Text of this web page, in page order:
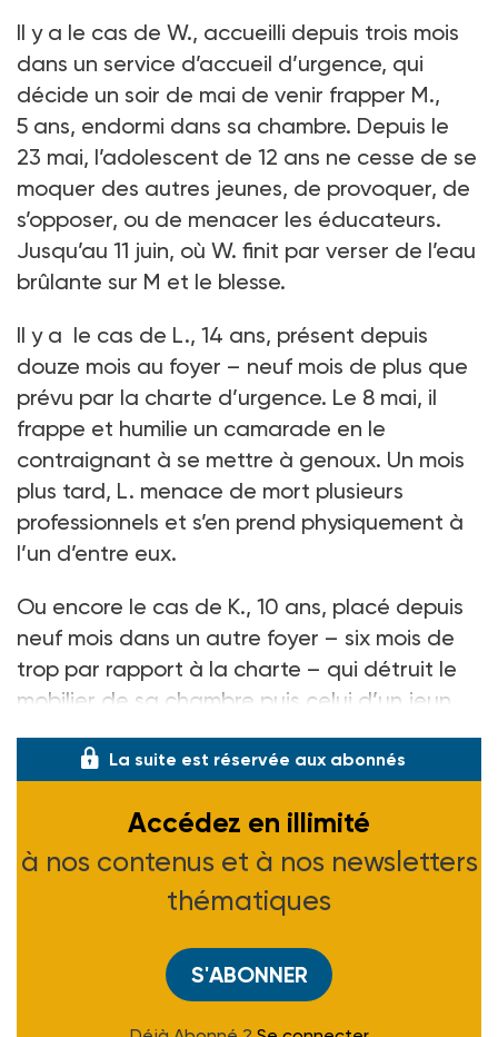
Il y a le cas de W., accueilli depuis trois mois
dans un service d’accueil d’urgence, qui
décide un soir de mai de venir frapper M.,
5 ans, endormi dans sa chambre. Depuis le
23 mai, l’adolescent de 12 ans ne cesse de se
moquer des autres jeunes, de provoquer, de
s’opposer, ou de menacer les éducateurs.
Jusqu’au 11 juin, où W. finit par verser de l’eau
brûlante sur M et le blesse.
Il y a le cas de L., 14 ans, présent depuis
douze mois au foyer – neuf mois de plus que
prévu par la charte d’urgence. Le 8 mai, il
frappe et humilie un camarade en le
contraignant à se mettre à genoux. Un mois
plus tard, L. menace de mort plusieurs
professionnels et s’en prend physiquement à
l’un d’entre eux.
Ou encore le cas de K., 10 ans, placé depuis
neuf mois dans un autre foyer – six mois de
trop par rapport à la charte – qui détruit le
mobilier de sa chambre puis celui d’un jeun
La suite est réservée aux abonnés
Accédez en illimité
à nos contenus et à nos newsletters
thématiques
S'ABONNER